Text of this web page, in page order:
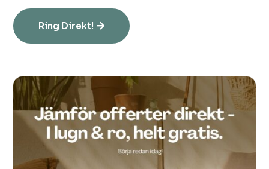
Ring Direkt!